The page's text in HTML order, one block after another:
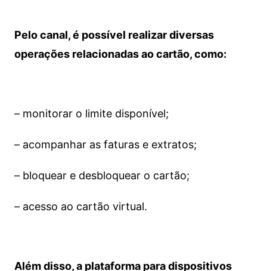
Pelo canal, é possível realizar diversas
operações relacionadas ao cartão, como:
– monitorar o limite disponível;
– acompanhar as faturas e extratos;
– bloquear e desbloquear o cartão;
– acesso ao cartão virtual.
Além disso, a plataforma para dispositivos